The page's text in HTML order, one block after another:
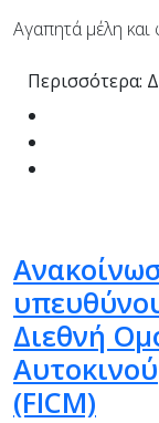
Αγαπητά μέλη και
Περισσότερα:
Διεθνή
(FICM)